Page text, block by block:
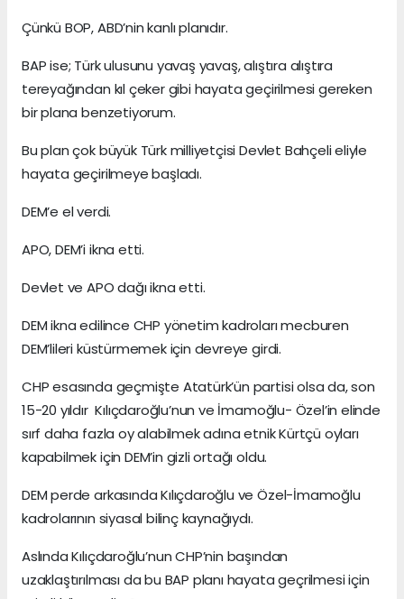
Çünkü BOP, ABD’nin kanlı planıdır.
BAP ise; Türk ulusunu yavaş yavaş, alıştıra alıştıra
tereyağından kıl çeker gibi hayata geçirilmesi gereken
bir plana benzetiyorum.
Bu plan çok büyük Türk milliyetçisi Devlet Bahçeli eliyle
hayata geçirilmeye başladı.
DEM’e el verdi.
APO, DEM’i ikna etti.
Devlet ve APO dağı ikna etti.
DEM ikna edilince CHP yönetim kadroları mecburen
DEM’lileri küstürmemek için devreye girdi.
CHP esasında geçmişte Atatürk’ün partisi olsa da, son
15-20 yıldır Kılıçdaroğlu’nun ve İmamoğlu- Özel’in elinde
sırf daha fazla oy alabilmek adına etnik Kürtçü oyları
kapabilmek için DEM’in gizli ortağı oldu.
DEM perde arkasında Kılıçdaroğlu ve Özel-İmamoğlu
kadrolarının siyasal bilinç kaynağıydı.
Aslında Kılıçdaroğlu’nun CHP’nin başından
uzaklaştırılması da bu BAP planı hayata geçrilmesi için